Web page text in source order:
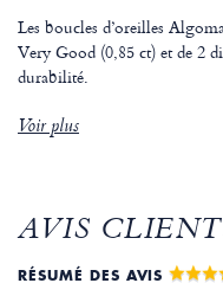
Les boucles d’oreilles
Very Good (0,85 ct) et de 2
durabilité.
Voir plus
AVIS
RÉSUMÉ DES AVIS